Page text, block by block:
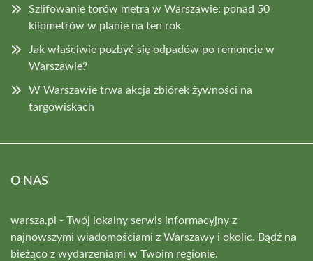
Szlifowanie torów metra w Warszawie: ponad 50
kilometrów w planie na ten rok
Jak właściwie pozbyć się odpadów po remoncie w
Warszawie?
W Warszawie trwa akcja zbiórek żywności na
targowiskach
O NAS
warsza.pl - Twój lokalny serwis informacyjny z
najnowszymi wiadomościami z Warszawy i okolic. Bądź na
bieżąco z wydarzeniami w Twoim regionie.